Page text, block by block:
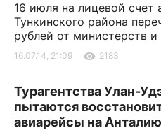
16 июля на лицевой счет
Тункинского района
рублей от министерств
16.07.14, 21:09 2183
Турагентства Улан-
пытаются
авиарейсы на